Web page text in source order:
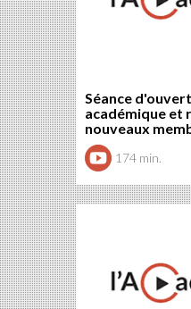
Séance
académique et
nouveaux
174 min.